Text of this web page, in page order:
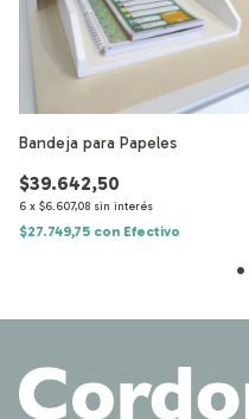
Bandeja para Papeles
$39.642,50
6 x $6.607,08 sin interés
$27.749,75 con Efectivo